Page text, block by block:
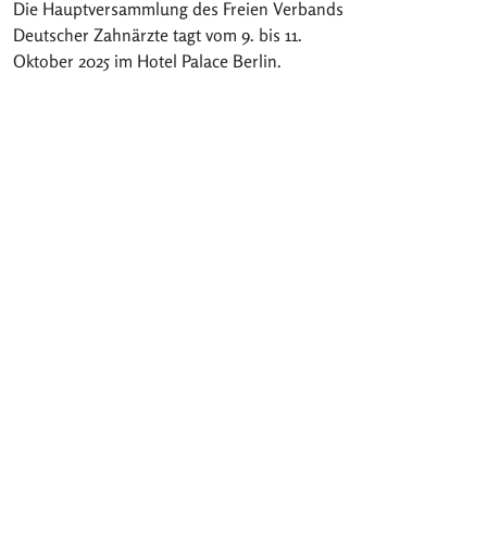
Die Hauptversammlung des Freien Verbands
Deutscher Zahnärzte tagt vom 9. bis 11.
Oktober 2025 im Hotel Palace Berlin.